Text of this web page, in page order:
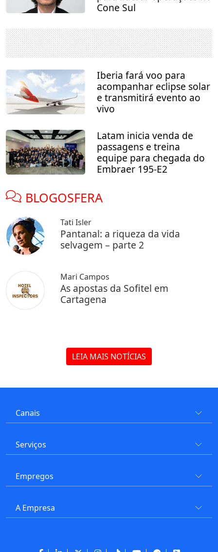
Cone Sul
Iberia fará voo para
acompanhar eclipse solar
e transmitirá evento ao
vivo
Latam inicia venda de
passagens e treina
equipe para chegada do
Embraer 195-E2
BLOGOSFERA
Tati Isler
Pantanal: a riqueza da vida
selvagem – parte 2
Mari Campos
As apostas da Sofitel em
Cartagena
LEIA MAIS NOTÍCIAS
Canais
Serviços
Empregos
A Empresa